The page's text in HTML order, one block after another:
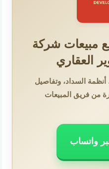
مبيعات شركة
العقاري
السداد، وتفاصيل
من فريق المبيعات
واتساب